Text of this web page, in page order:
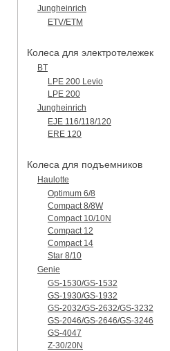
Jungheinrich
ETV/ETM
Колеса для электротележек
BT
LPE 200 Levio
LPE 200
Jungheinrich
EJE 116/118/120
ERE 120
Колеса для подъемников
Haulotte
Optimum 6/8
Compact 8/8W
Compact 10/10N
Compact 12
Compact 14
Star 8/10
Genie
GS-1530/GS-1532
GS-1930/GS-1932
GS-2032/GS-2632/GS-3232
GS-2046/GS-2646/GS-3246
GS-4047
Z-30/20N